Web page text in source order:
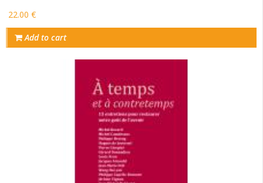
22.00 €
Add to cart